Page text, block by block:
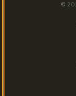
Meest gezocht
©